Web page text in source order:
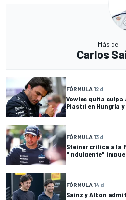
Más de
Carlos
FÓRMULA 12 d
Vowles quita culpa
Piastri en Hungría
FÓRMULA 13 d
Steiner critica a la
"indulgente"
FÓRMULA 14 d
Sainz y Albon